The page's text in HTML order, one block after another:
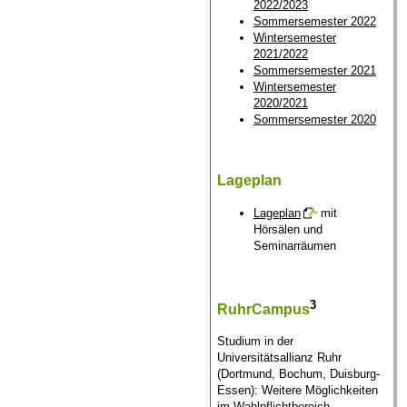
2022/2023
Sommersemester 2022
Wintersemester
2021/2022
Sommersemester 2021
Wintersemester
2020/2021
Sommersemester 2020
Lageplan
Lageplan
mit
Hörsälen und
Seminarräumen
RuhrCampus3
Studium in der
Universitätsallianz Ruhr
(Dortmund, Bochum, Duisburg-
Essen): Weitere Möglichkeiten